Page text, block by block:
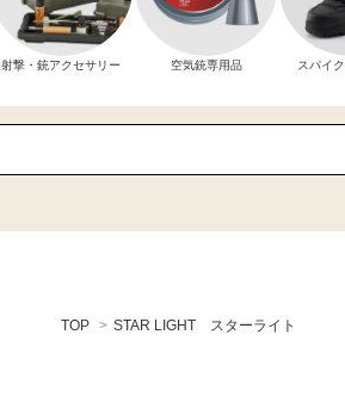
射撃・銃アクセサリー 空気銃専用品 スパイ
TOP > STAR LIGHT スターライト